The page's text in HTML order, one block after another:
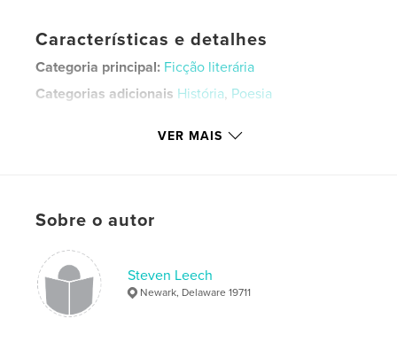
Características e detalhes
Categoria principal: Ficção literária
Categorias adicionais História, Poesia
Palavras-chavee
VER MAIS
Sobre o autor
Steven Leech
Newark, Delaware 19711